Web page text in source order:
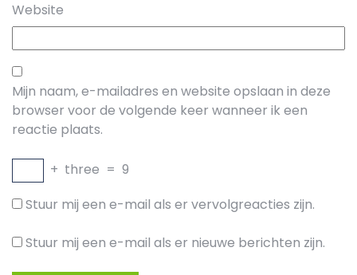
Website
Mijn naam, e-mailadres en website opslaan in deze
browser voor de volgende keer wanneer ik een
reactie plaats.
+ three = 9
Stuur mij een e-mail als er vervolgreacties zijn.
Stuur mij een e-mail als er nieuwe berichten zijn.